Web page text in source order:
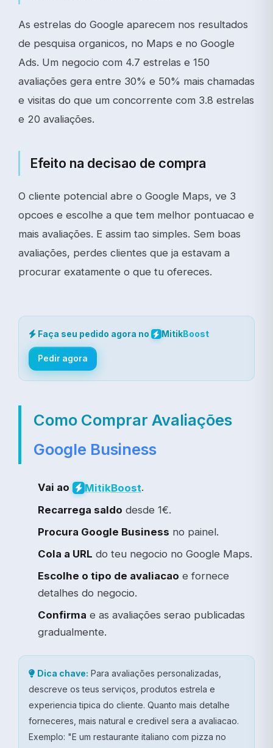
As estrelas do Google aparecem nos resultados
de pesquisa organicos, no Maps e no Google
Ads. Um negocio com 4.7 estrelas e 150
avaliações gera entre 30% e 50% mais chamadas
e visitas do que um concorrente com 3.8 estrelas
e 20 avaliações.
Efeito na decisao de compra
O cliente potencial abre o Google Maps, ve 3
opcoes e escolhe a que tem melhor pontuacao e
mais avaliações. E assim tao simples. Sem boas
avaliações, perdes clientes que ja estavam a
procurar exatamente o que tu ofereces.
Faça seu pedido agora no MitikBoost
Pedir agora
Como Comprar Avaliações
Google Business
Vai ao MitikBoost.
Recarrega saldo desde 1€.
Procura Google Business no painel.
Cola a URL do teu negocio no Google Maps.
Escolhe o tipo de avaliacao e fornece
detalhes do negocio.
Confirma e as avaliações serao publicadas
gradualmente.
Dica chave: Para avaliações personalizadas,
descreve os teus serviços, produtos estrela e
experiencia tipica do cliente. Quanto mais detalhe
forneceres, mais natural e credivel sera a avaliacao.
Exemplo: "E um restaurante italiano com pizza no